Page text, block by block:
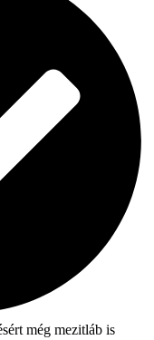
még mezitláb is